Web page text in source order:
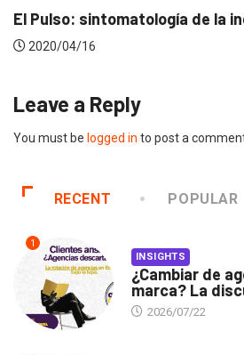
Conectados en época de
2020/04/14
Leave a Reply
You must be logged in to post a
RECENT POPULAR
1
INSIGHTS
¿Cambiar de
marca? La
2026/07/22